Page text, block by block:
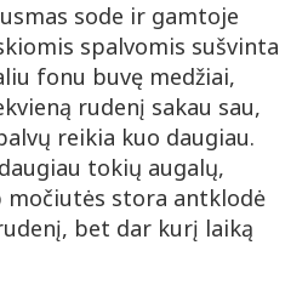
sode ir gamtoje
spalvomis sušvinta
fonu buvę medžiai,
rudenį sakau sau,
reikia kuo daugiau.
tokių augalų,
močiutės stora antklodė
bet dar kurį laiką